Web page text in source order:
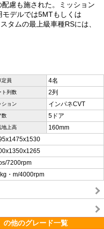
慮も施された。ミッション
デルでは5MTもしくは
タムの最上級車種RSには、
定員 4名
ト列数 2列
ション インパネCVT
数 5ドア
地上高 160mm
7200rpm
・m/4000rpm
の他のグレード一覧